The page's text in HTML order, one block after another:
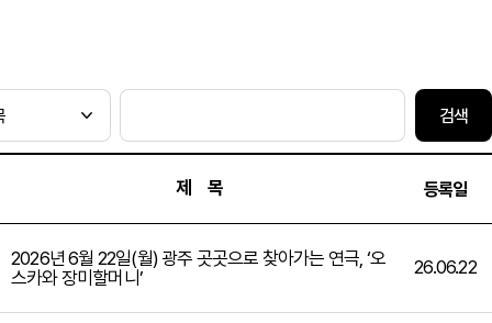
제 목 등록일
2026년 6월 22일(월) 광주 곳곳으로 찾아가는 연극, ‘오
스카와 장미할머니’
26.06.22
검색